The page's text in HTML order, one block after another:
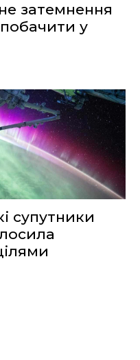
затемнення
у
супутники